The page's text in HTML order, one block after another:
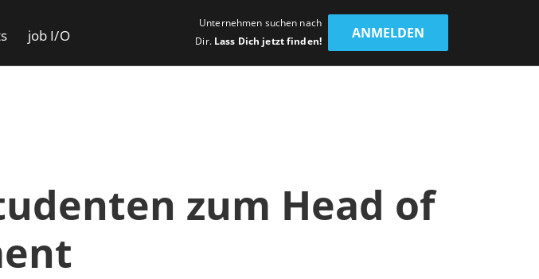
job I/O
Unternehmen suchen nach
Dir. Lass Dich jetzt finden!
ANMELDEN
zum Head of